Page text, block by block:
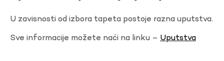
U zavisnosti od izbora tapeta postoje razna uputstva.
Sve informacije možete naći na linku – Uputstva